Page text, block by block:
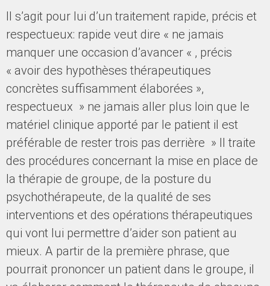
Il s’agit pour lui d’un traitement rapide, précis et
respectueux: rapide veut dire « ne jamais
manquer une occasion d’avancer « , précis
« avoir des hypothèses thérapeutiques
concrètes suffisamment élaborées »,
respectueux » ne jamais aller plus loin que le
matériel clinique apporté par le patient il est
préférable de rester trois pas derrière » Il traite
des procédures concernant la mise en place de
la thérapie de groupe, de la posture du
psychothérapeute, de la qualité de ses
interventions et des opérations thérapeutiques
qui vont lui permettre d’aider son patient au
mieux. A partir de la première phrase, que
pourrait prononcer un patient dans le groupe, il